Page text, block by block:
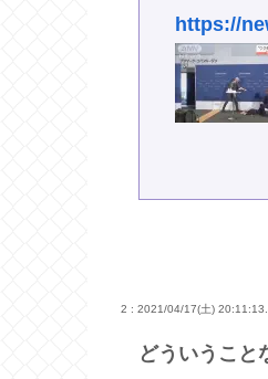
https://
2 : 2021/04/17(土)
どういうこと